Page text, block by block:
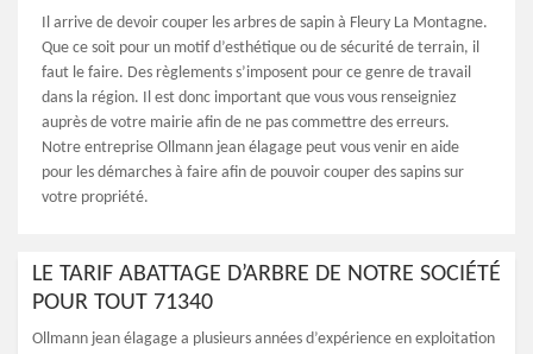
Il arrive de devoir couper les arbres de sapin à Fleury La Montagne.
Que ce soit pour un motif d’esthétique ou de sécurité de terrain, il
faut le faire. Des règlements s’imposent pour ce genre de travail
dans la région. Il est donc important que vous vous renseigniez
auprès de votre mairie afin de ne pas commettre des erreurs.
Notre entreprise Ollmann jean élagage peut vous venir en aide
pour les démarches à faire afin de pouvoir couper des sapins sur
votre propriété.
LE TARIF ABATTAGE D’ARBRE DE NOTRE SOCIÉTÉ
POUR TOUT 71340
Ollmann jean élagage a plusieurs années d’expérience en exploitation